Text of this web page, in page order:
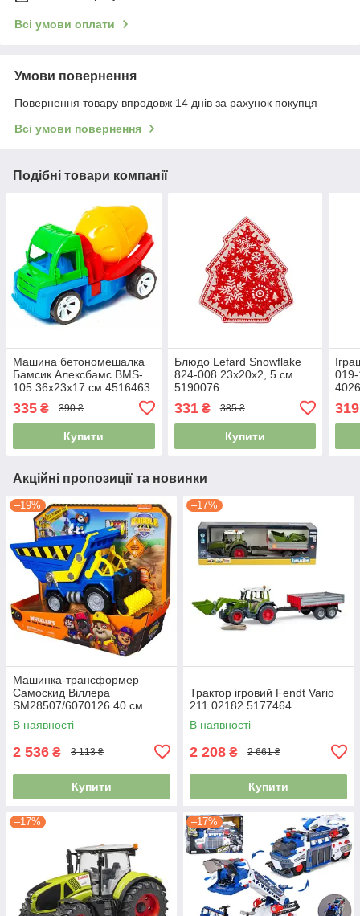
Всі умови оплати
Умови повернення
Повернення товару впродовж 14 днів за рахунок покупця
Всі умови повернення
Подібні товари компанії
Машина бетономешалка
Бамсик Алексбамс BMS-
105 36х23х17 см 4516463
335 ₴ 390 ₴
Купити
Блюдо Lefard Snowflake
824-008 23х20х2, 5 см
5190076
331₴ 385 ₴
Купити
319
Акційні пропозиції та новинки
–19%
Машинка-трансформер
Самоскид Віллера
SM28507/6070126 40 см
4976896
В наявності
2 536 ₴ 3 113 ₴
Купити
–17%
Трактор ігровий Fendt Vario
211 02182 5177464
В наявності
2 208 ₴ 2 661 ₴
Купити
–17% –17%